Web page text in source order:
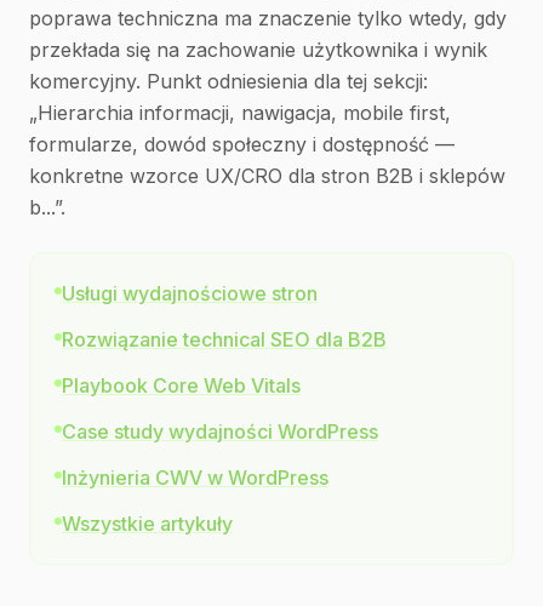
poprawa techniczna ma znaczenie tylko wtedy, gdy
przekłada się na zachowanie użytkownika i wynik
komercyjny. Punkt odniesienia dla tej sekcji:
„Hierarchia informacji, nawigacja, mobile first,
formularze, dowód społeczny i dostępność —
konkretne wzorce UX/CRO dla stron B2B i sklepów
b...”.
Usługi wydajnościowe stron
Rozwiązanie technical SEO dla B2B
Playbook Core Web Vitals
Case study wydajności WordPress
Inżynieria CWV w WordPress
Wszystkie artykuły